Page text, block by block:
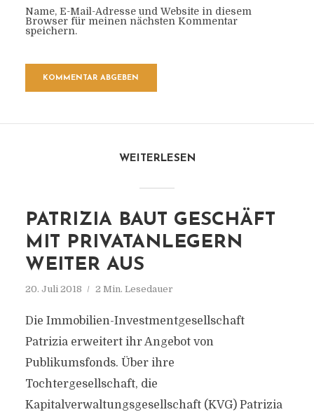
Name, E-Mail-Adresse und Website in diesem
Browser für meinen nächsten Kommentar
speichern.
WEITERLESEN
PATRIZIA BAUT GESCHÄFT
MIT PRIVATANLEGERN
WEITER AUS
20. Juli 2018 2 Min. Lesedauer
Die Immobilien-Investmentgesellschaft
Patrizia erweitert ihr Angebot von
Publikumsfonds. Über ihre
Tochtergesellschaft, die
Kapitalverwaltungsgesellschaft (KVG) Patrizia